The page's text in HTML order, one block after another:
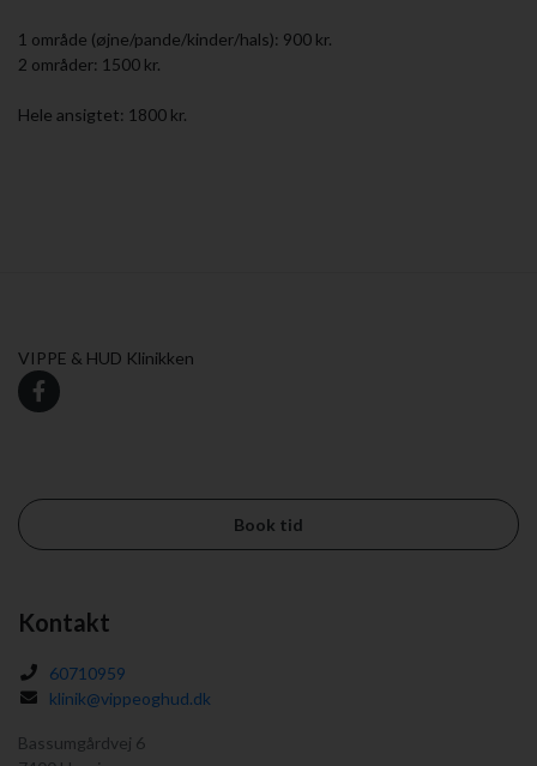
1 område (øjne/pande/kinder/hals): 900 kr.
2 områder: 1500 kr.
Hele ansigtet: 1800 kr.
VIPPE & HUD Klinikken
Book tid
Kontakt
60710959
klinik@vippeoghud.dk
Bassumgårdvej 6